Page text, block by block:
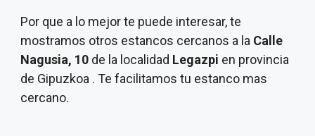
Por que a lo mejor te puede interesar, te
mostramos otros estancos cercanos a la Calle
Nagusia, 10 de la localidad Legazpi en provincia
de Gipuzkoa . Te facilitamos tu estanco mas
cercano.